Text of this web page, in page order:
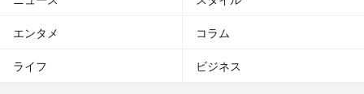
エンタメ コラム
ライフ ビジネス